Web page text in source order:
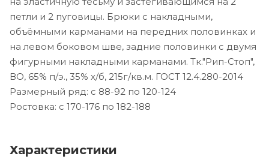
петли и 2 пуговицы. Брюки с накладными,
объёмными карманами на передних половинках и
на левом боковом шве, задние половинки с двумя
фигурными накладными карманами. Тк."Рип-Стоп",
ВО, 65% п/э., 35% х/б, 215г/кв.м. ГОСТ 12.4.280-2014
Размерный ряд: с 88-92 по 120-124
Ростовка: с 170-176 по 182-188
Характеристики